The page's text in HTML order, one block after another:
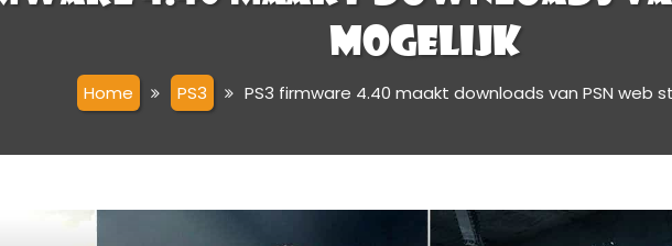
mogelijk
Home PS3 PS3 firmware 4.40 maakt downloads van PSN web